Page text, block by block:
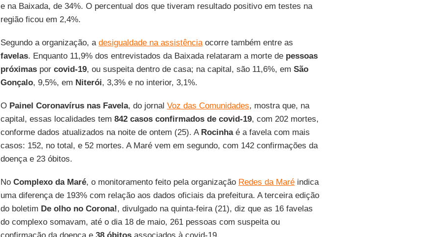
e na Baixada, de 34%. O percentual dos que tiveram resultado positivo em testes na
região ficou em 2,4%.
Segundo a organização, a desigualdade na assistênciaocorre também entre as
favelas. Enquanto 11,9% dos entrevistados da Baixada relataram a morte de pessoas
próximaspor covid-19, ou suspeita dentro de casa; na capital, são 11,6%, em São
Gonçalo, 9,5%, em Niterói, 3,3% e no interior, 3,1%.
O Painel Coronavírus nas Favela, do jornal Voz das Comunidades, mostra que, na
capital, essas localidades tem 842 casos confirmados de covid-19, com 202 mortes,
conforme dados atualizados na noite de ontem (25). A Rocinhaé a favela com mais
casos: 152, no total, e 52 mortes. A Maré vem em segundo, com 142 confirmações da
doença e 23 óbitos.
No Complexo da Maré, o monitoramento feito pela organização Redes da Maréindica
uma diferença de 193% com relação aos dados oficiais da prefeitura. A terceira edição
do boletim De olho no Corona!, divulgado na quinta-feira (21), diz que as 16 favelas
do complexo somavam, até o dia 18 de maio, 261 pessoas com suspeita ou